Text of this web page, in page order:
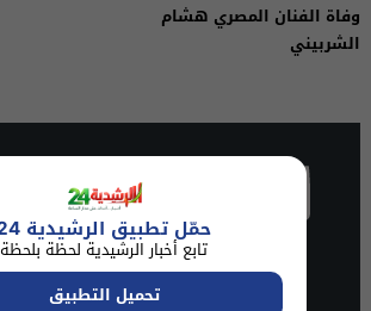
وفاة الفنان المصري هشام
الشربيني
حمّل تطبيق الرشيدية 24
تابع أخبار الرشيدية لحظة بلحظة
تحميل التطبيق